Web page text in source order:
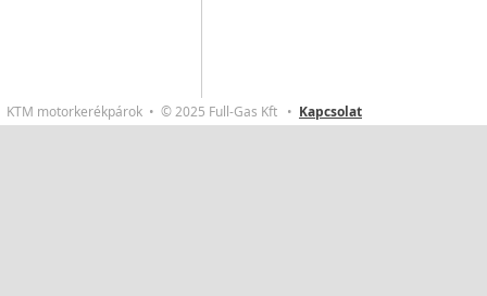
KTM motorkerékpárok • © 2025 Full-Gas Kft • Kapcsolat